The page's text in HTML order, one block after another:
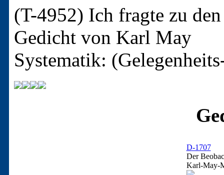
(T-4952) Ich fragte zu
Gedicht von Karl May
Systematik:
D-1707
Der
Karl-May-